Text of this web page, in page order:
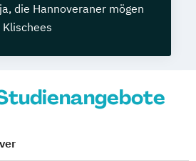
die Hannoveraner mögen